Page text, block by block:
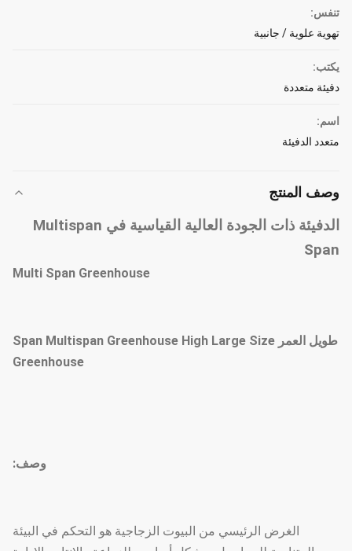
تنفس:
تهوية علوية / جانبية
يكتب:
دفيئة متعددة
اسم:
متعدد الدفيئة
وصف المنتج
الدفيئة ذات الجودة العالية القياسية في Multispan
Span
Multi Span Greenhouse
طويل العمر Span Multispan Greenhouse High Large Size
Greenhouse
وصف:
الغرض الرئيسي من البيوت الزجاجية هو التحكم في البيئة